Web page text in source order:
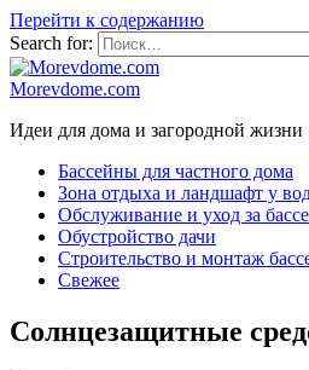
Перейти к содержанию
Search for:
Morevdome.com
Идеи для дома и загородной жизни
Бассейны для частного дома
Зона отдыха и ландшафт у
Обслуживание и уход за
Обустройство дачи
Строительство и монтаж
Свежее
Солнцезащитные